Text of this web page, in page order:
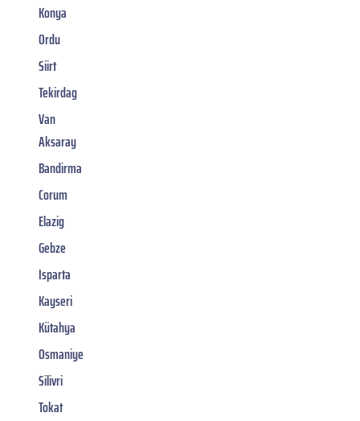
Konya
Ordu
Siirt
Tekirdag
Van
Aksaray
Bandirma
Corum
Elazig
Gebze
Isparta
Kayseri
Kütahya
Osmaniye
Silivri
Tokat